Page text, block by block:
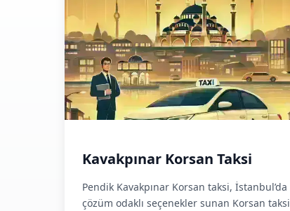
Kavakpınar Korsan Taksi
Pendik Kavakpınar Korsan taksi, İstanbul’da
çözüm odaklı seçenekler sunan Korsan taksi